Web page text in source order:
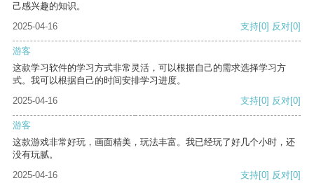
己感兴趣的知识。
2025-04-16
支持[0] 反对[0]
游客
这款学习软件的学习方式非常灵活，可以根据自己的需求选择学习方
式。我可以根据自己的时间安排学习进度。
2025-04-16
支持[0] 反对[0]
游客
这款游戏非常好玩，画面精美，玩法丰富。我已经玩了好几个小时，还
没有玩腻。
2025-04-16
支持[0] 反对[0]